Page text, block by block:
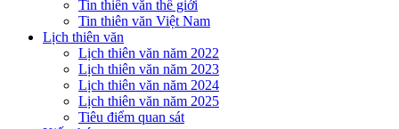
Tin thiên văn thế giới
Tin thiên văn Việt Nam
Lịch thiên văn
Lịch thiên văn năm 2022
Lịch thiên văn năm 2023
Lịch thiên văn năm 2024
Lịch thiên văn năm 2025
Tiêu điểm quan sát